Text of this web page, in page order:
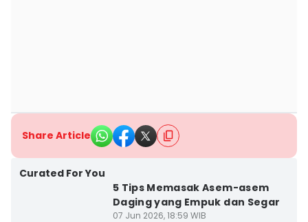
Share Article
Curated For You
5 Tips Memasak Asem-asem
Daging yang Empuk dan Segar
07 Jun 2026, 18:59 WIB